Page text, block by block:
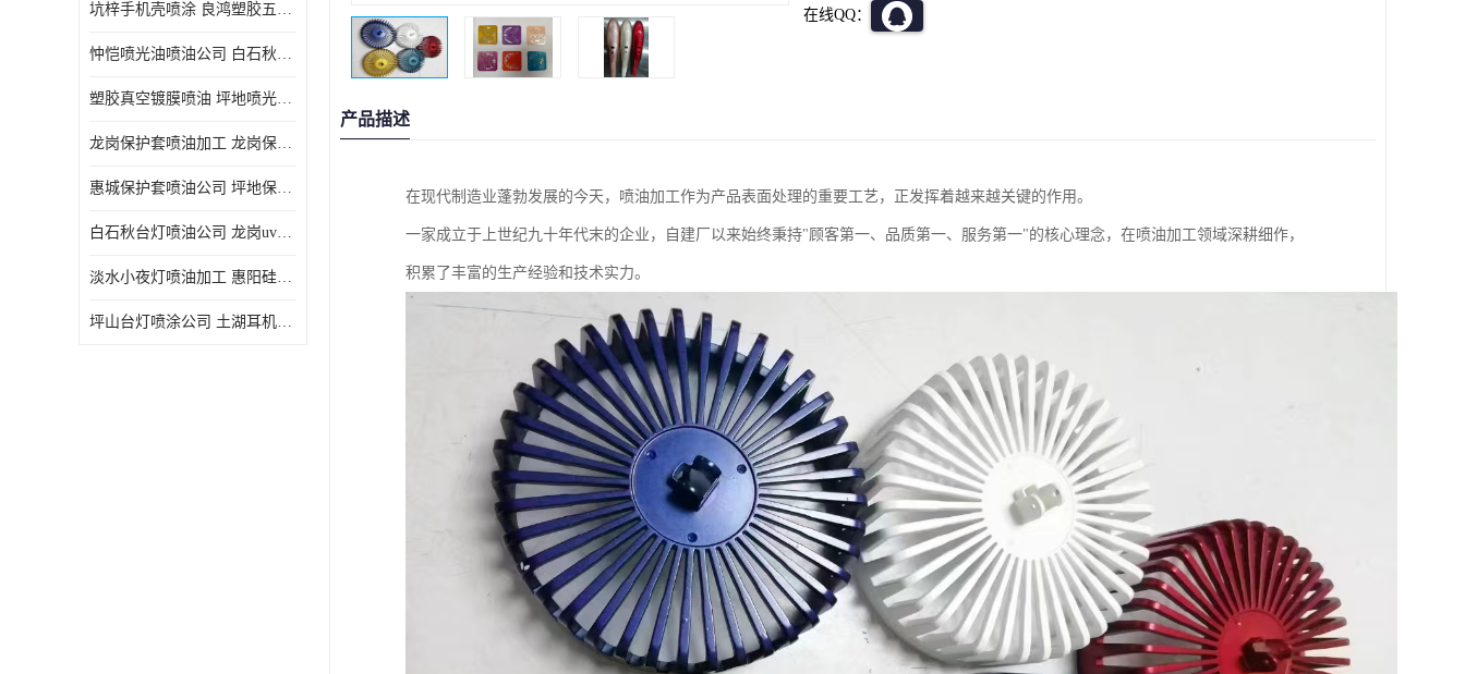
坑梓手机壳喷涂 良鸿塑胶五金 坪地小夜灯喷涂公司
忡恺喷光油喷油公司 白石秋蓝牙喷涂
塑胶真空镀膜喷油 坪地喷光油喷油
龙岗保护套喷油加工 龙岗保护套喷油
惠城保护套喷油公司 坪地保护套喷油 良鸿塑胶五金
白石秋台灯喷油公司 龙岗uv喷油 良鸿塑胶五金
淡水小夜灯喷油加工 惠阳硅胶喷油 良鸿塑胶五金
坪山台灯喷涂公司 土湖耳机喷涂 加工定制
在线QQ：
产品描述
在现代制造业蓬勃发展的今天，喷油加工作为产品表面处理的重要工艺，正发挥着越来越关键的作用。
一家成立于上世纪九十年代末的企业，自建厂以来始终秉持"顾客第一、品质第一、服务第一"的核心理念，在喷油加工领域深耕细作，
积累了丰富的生产经验和技术实力。